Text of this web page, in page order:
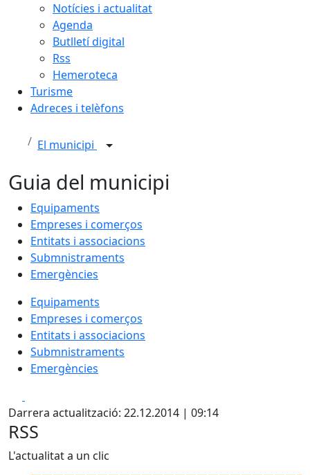
Notícies i actualitat
Agenda
Butlletí digital
Rss
Hemeroteca
Turisme
Adreces i telèfons
El municipi
Guia del municipi
Equipaments
Empreses i comerços
Entitats i associacions
Submnistraments
Emergències
Equipaments
Empreses i comerços
Entitats i associacions
Submnistraments
Emergències
Darrera actualització: 22.12.2014 | 09:14
RSS
L'actualitat a un clic